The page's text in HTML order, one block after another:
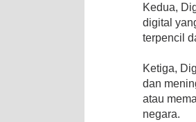
Kedua,
digital
terpencil
Ketiga,
dan
atau
negara.